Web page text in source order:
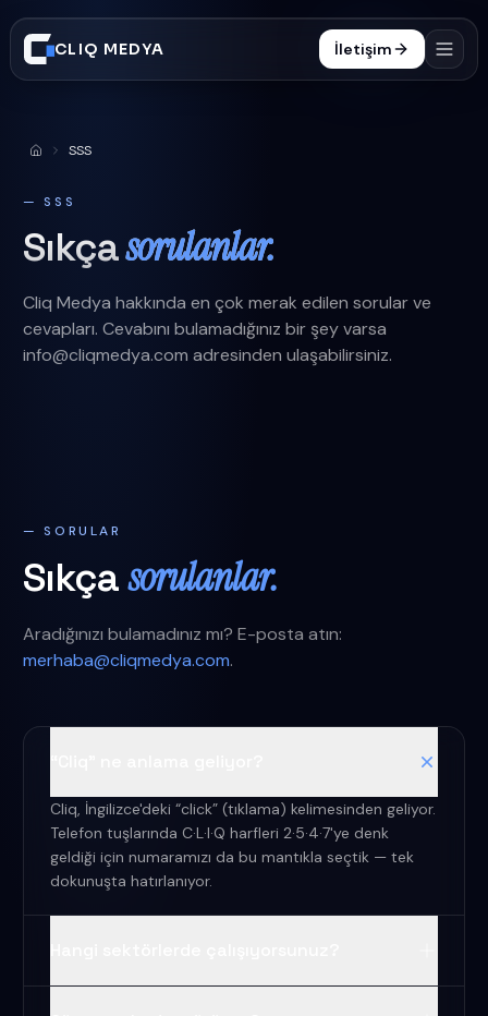
CLIQ MEDYA İletişim
İşler
Süreç
Blog
SSS
0332 606 25 47
Anasayfa
SSS
— SSS
Sıkçasorulanlar.
Cliq Medya hakkında en çok merak edilen sorular ve
cevapları. Cevabını bulamadığınız bir şey varsa
info@cliqmedya.com adresinden ulaşabilirsiniz.
— SORULAR
Sıkçasorulanlar.
Aradığınızı bulamadınız mı? E-posta atın:
merhaba@cliqmedya.com.
Cliq, İngilizce'deki “click” (tıklama) kelimesinden geliyor.
Telefon tuşlarında C·L·I·Q harfleri 2·5·4·7'ye denk
geldiği için numaramızı da bu mantıkla seçtik — tek
dokunuşta hatırlanıyor.